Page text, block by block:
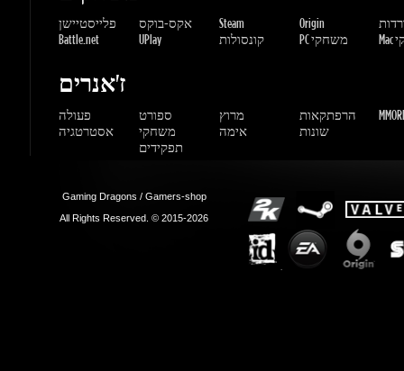
פעולה
אסטרטגיה
משחקי
תפקידים
אימה שונות
Gaming Dragons / Gamers-shop
All Rights Reserved. © 2015-2026